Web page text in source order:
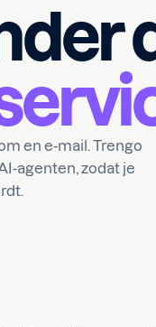
en e-mail. Trengo
agenten, zodat je